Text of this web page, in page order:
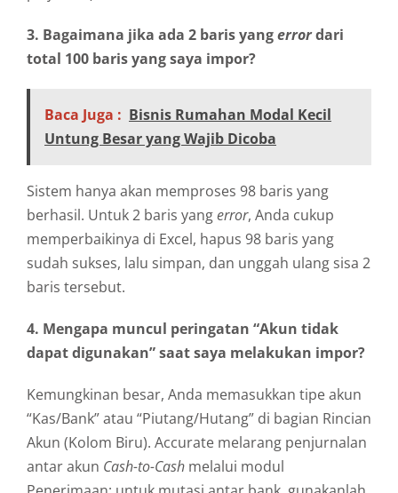
3. Bagaimana jika ada 2 baris yangerrordari
total 100 baris yang saya impor?
Baca Juga : Bisnis Rumahan Modal Kecil
Untung Besar yang Wajib Dicoba
Sistem hanya akan memproses 98 baris yang
berhasil. Untuk 2 baris yangerror, Anda cukup
memperbaikinya di Excel, hapus 98 baris yang
sudah sukses, lalu simpan, dan unggah ulang sisa 2
baris tersebut.
4. Mengapa muncul peringatan “Akun tidak
dapat digunakan” saat saya melakukan impor?
Kemungkinan besar, Anda memasukkan tipe akun
“Kas/Bank” atau “Piutang/Hutang” di bagian Rincian
Akun (Kolom Biru). Accurate melarang penjurnalan
antar akun Cash-to-Cash melalui modul